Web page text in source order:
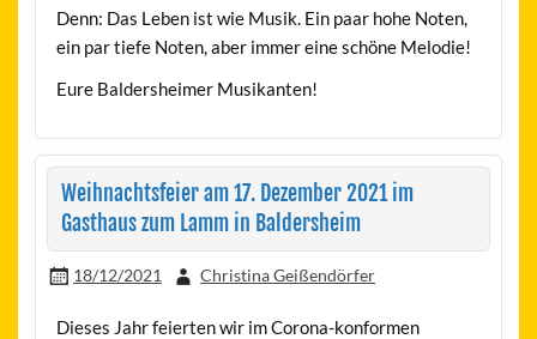
Denn: Das Leben ist wie Musik. Ein paar hohe Noten,
ein par tiefe Noten, aber immer eine schöne Melodie!
Eure Baldersheimer Musikanten!
Weihnachtsfeier am 17. Dezember 2021 im
Gasthaus zum Lamm in Baldersheim
18/12/2021 Christina Geißendörfer
Dieses Jahr feierten wir im Corona-konformen